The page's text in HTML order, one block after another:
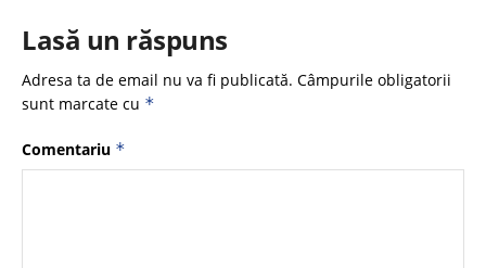
Lasă un răspuns
Adresa ta de email nu va fi publicată. Câmpurile obligatorii
sunt marcate cu *
Comentariu *